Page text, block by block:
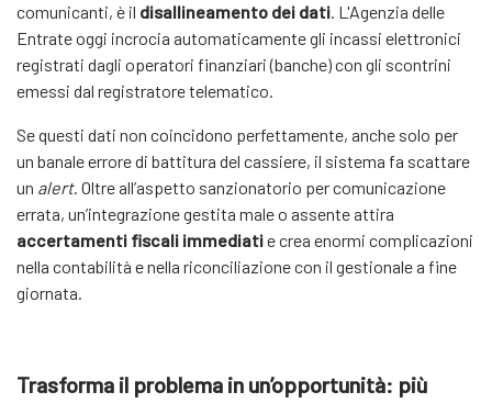
comunicanti, è il disallineamento dei dati. L'Agenzia delle
Entrate oggi incrocia automaticamente gli incassi elettronici
registrati dagli operatori finanziari (banche) con gli scontrini
emessi dal registratore telematico.
Se questi dati non coincidono perfettamente, anche solo per
un banale errore di battitura del cassiere, il sistema fa scattare
un alert. Oltre all’aspetto sanzionatorio per comunicazione
errata, un’integrazione gestita male o assente attira
accertamenti fiscali immediatie crea enormi complicazioni
nella contabilità e nella riconciliazione con il gestionale a fine
giornata.
Trasforma il problema in un’opportunità: più